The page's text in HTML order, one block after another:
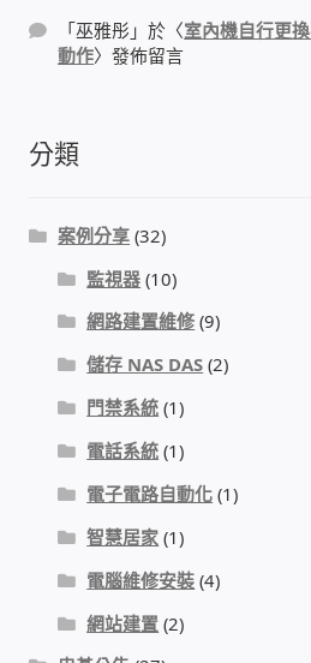
監控安防 工具 軟體 手冊
迅時數位網路電話總機
通航國際(Tonnet)
DCS 數位通訊系統
NEC SL2100 電話總機
安立達(Aristel)
聯盟電子(LINEMEX)
網路型門口視訊對講機
「巫雅彤 」於〈室內機自行更
動作〉發佈留言
分類
案例分享 (32)
監視器 (10)
網路建置維修 (9)
儲存 NAS DAS (2)
門禁系統 (1)
電話系統 (1)
電子電路自動化 (1)
智慧居家 (1)
電腦維修安裝 (4)
網站建置 (2)